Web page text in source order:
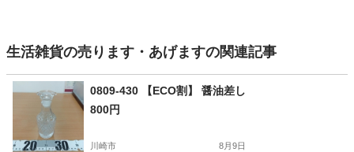
生活雑貨の売ります・あげますの関連記事
0809-430 【ECO割】 醤油差し
800円
川崎市 8月9日